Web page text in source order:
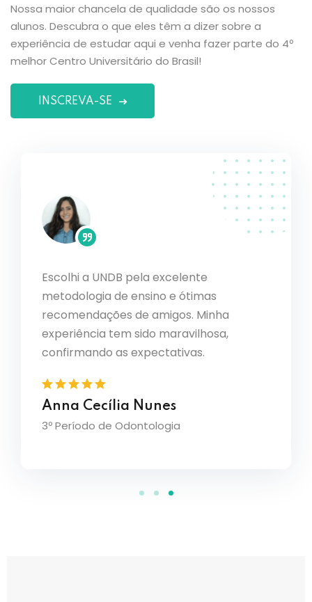
Nossa maior chancela de qualidade são os nossos
alunos. Descubra o que eles têm a dizer sobre a
experiência de estudar aqui e venha fazer parte do 4º
melhor Centro Universitário do Brasil!
INSCREVA-SE
Escolhi a UNDB pela excelente
metodologia de ensino e ótimas
recomendações de amigos. Minha
experiência tem sido maravilhosa,
confirmando as expectativas.
Anna Cecília Nunes
3º Período de Odontologia